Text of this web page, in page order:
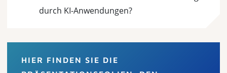
durch KI-Anwendungen?
HIER FINDEN SIE DIE